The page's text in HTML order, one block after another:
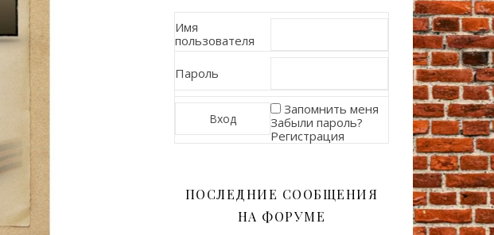
Имя
пользователя
Пароль
Запомнить меня
Забыли пароль?
Регистрация
ПОСЛЕДНИЕ СООБЩЕНИЯ
НА ФОРУМЕ